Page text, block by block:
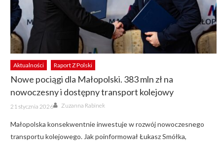
Aktualności Raport Z Polski
Nowe pociągi dla Małopolski. 383 mln zł na
nowoczesny i dostępny transport kolejowy
Posted
on
21 stycznia 2026 Author
Zuzanna Rabinek
Małopolska konsekwentnie inwestuje w rozwój nowoczesnego
transportu kolejowego. Jak poinformował Łukasz Smółka,